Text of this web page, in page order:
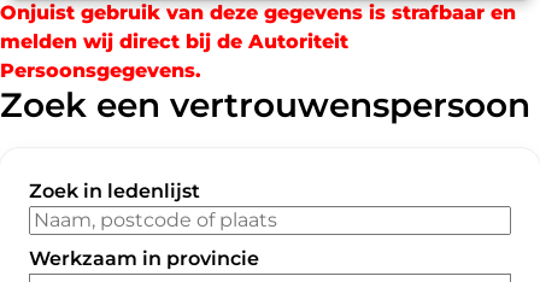
Onjuist gebruik van deze gegevens is strafbaar en
melden wij direct bij de Autoriteit
Persoonsgegevens.
Zoek een vertrouwenspersoon
Zoek in ledenlijst
Werkzaam in provincie